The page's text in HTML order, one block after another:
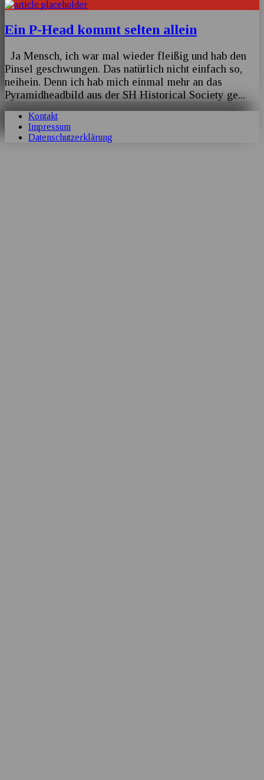
Ein P-Head kommt selten allein
Ja Mensch, ich war mal wieder fleißig und hab den
Pinsel geschwungen. Das natürlich nicht einfach so,
neihein. Denn ich hab mich einmal mehr an das
Pyramidheadbild aus der SH Historical Society ge...
Kontakt
Impressum
Datenschutzerklärung